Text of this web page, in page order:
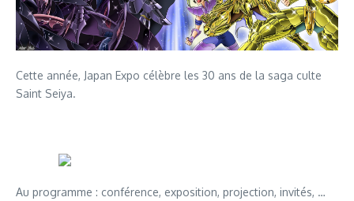
Cette année, Japan Expo célèbre les 30 ans de la saga culte
Saint Seiya.
Au programme : conférence, exposition, projection, invités, …